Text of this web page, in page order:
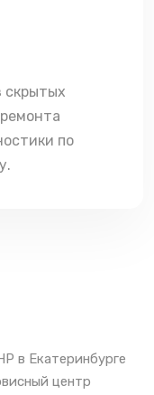
скрытых
по
в Екатеринбурге
центр